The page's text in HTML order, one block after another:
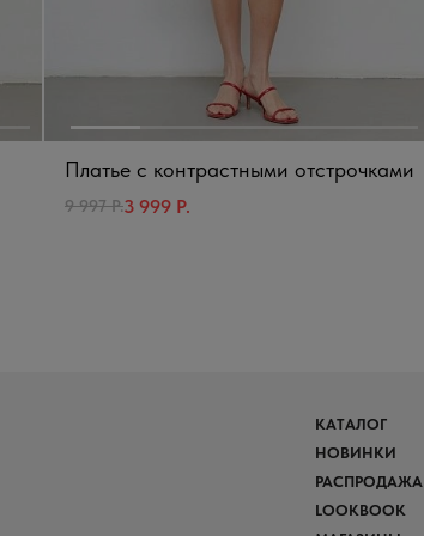
Платье с контрастными отстрочками
9 997 Р.3 999 Р.
КАТАЛОГ
НОВИНКИ
РАСПРОДАЖА
LOOKBOOK